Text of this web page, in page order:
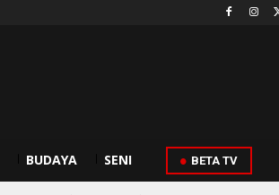
BUDAYA SENI BETA TV